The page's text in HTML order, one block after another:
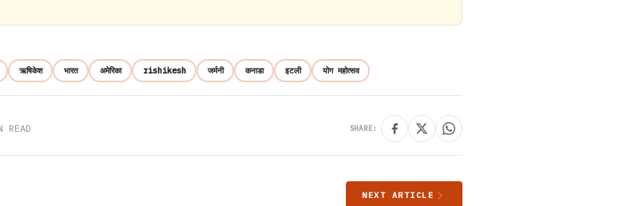
ऋषिकेश भारत अमेरिका rishikesh जर्मनी कनाडा इटली योग महोत्सव
READ SHARE:
NEXT ARTICLE